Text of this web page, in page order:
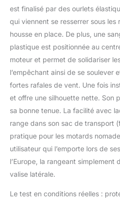
est finalisé par des ourlets
qui viennent se resserrer sous les
housse en place. De plus, une
plastique est positionnée au
moteur et permet de solidariser
l’empêchant ainsi de se soulever
fortes rafales de vent. Une fois
et offre une silhouette nette. Son
sa bonne tenue. La facilité avec
range dans son sac de transport
pratique pour les motards
utilisateur qui l’emporte lors de
l’Europe, la rangeant simplement
valise latérale.
Le test en conditions réelles :